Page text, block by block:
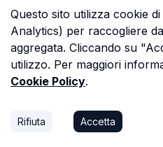
Questo sito utilizza cookie
Analytics) per raccogliere
aggregata. Cliccando su
utilizzo. Per maggiori
Cookie Policy.
Rifiuta Accetta